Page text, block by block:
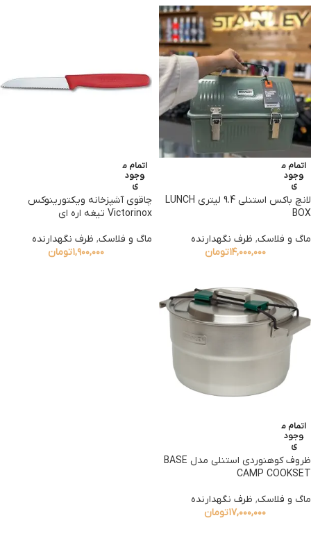
اتمام م
وجود
ی
لانچ باکس استنلی 9.4 لیتری LUNCH
BOX
ماگ و فلاسک, ظرف نگهدارنده
۱۴,۰۰۰,۰۰۰تومان
اتمام م
وجود
ی
چاقوی آشپزخانه ویکتورینوکس
Victorinox تیغه اره ای
ماگ و فلاسک, ظرف نگهدارنده
۱,۹۰۰,۰۰۰تومان
اتمام م
وجود
ی
ظروف کوهنوردی استنلی مدل BASE
CAMP COOKSET
ماگ و فلاسک, ظرف نگهدارنده
۱۷,۰۰۰,۰۰۰تومان